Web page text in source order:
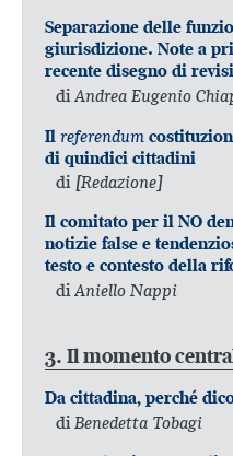
Separazione delle
giurisdizione. Note a
recente disegno di
di Andrea Eugenio
Il referendum
di quindici cittadini
di [Redazione]
Il comitato per il NO
notizie false e
testo e contesto della
di Aniello Nappi
3. Il momento
Da cittadina, perché
di Benedetta Tobagi